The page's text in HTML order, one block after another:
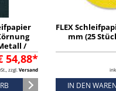
/
186794
54,88*
zzgl. Versand
FLEX
mm (25
IN DEN